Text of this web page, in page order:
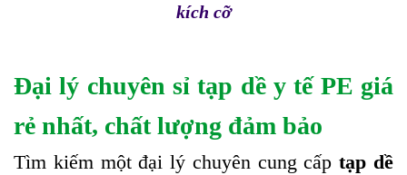
kích cỡ
Đại lý chuyên sỉ tạp dề y tế PE giá
rẻ nhất, chất lượng đảm bảo
Tìm kiếm một đại lý chuyên cung cấptạp dề